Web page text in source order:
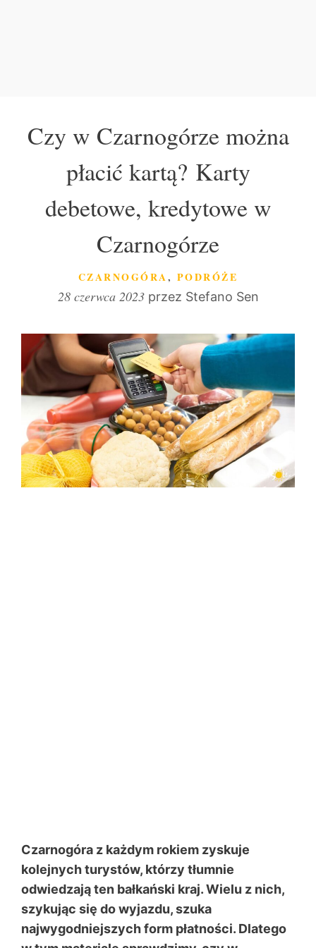
Czy w Czarnogórze można
płacić kartą? Karty
debetowe, kredytowe w
Czarnogórze
KATEGORIE
CZARNOGÓRA, PODRÓŻE
28 czerwca 2023 przez Stefano Sen
Czarnogóra z każdym rokiem zyskuje
kolejnych turystów, którzy tłumnie
odwiedzają ten bałkański kraj. Wielu z nich,
szykując się do wyjazdu, szuka
najwygodniejszych form płatności. Dlatego